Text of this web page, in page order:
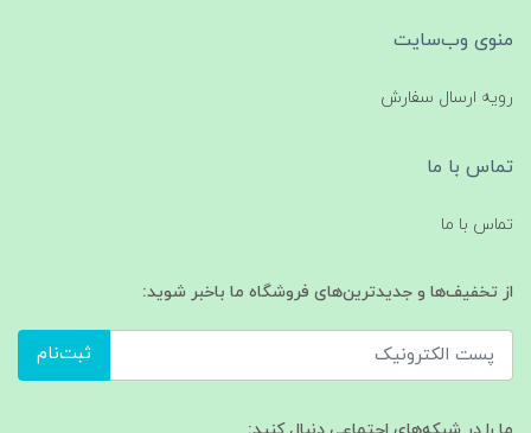
منوی وب‌سایت
رویه ارسال سفارش
تماس با ما
تماس با ما
از تخفیف‌ها و جدیدترین‌های فروشگاه ما باخبر شوید:
ثبت‌نام